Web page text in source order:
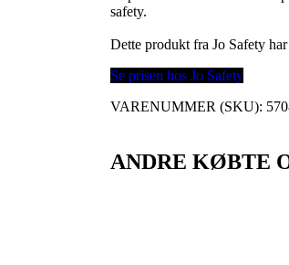
safety.
Dette produkt fra Jo Safety
Se prisen hos Jo Safety
VARENUMMER (SKU):
ANDRE KØBTE